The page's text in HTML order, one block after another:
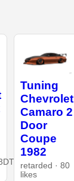
Tuning
Chevrolet
Camaro 2
Door
Coupe
1982
retarded · 80
likes